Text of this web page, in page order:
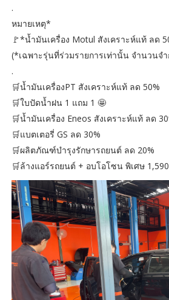
.
หมายเหตุ*
🚩*น้ำมันเครื่อง Motul สังเคราะห์แท้ ลด
(*เฉพาะรุ่นที่ร่วมรายการเท่านั้น จำนวนจ
.
🛒น้ำมันเครื่องPT สังเคราะห์แท้ ลด 50%
🛒ใบปัดน้ำฝน 1 แถม 1 🤩
🛒น้ำมันเครื่อง Eneos สังเคราะห์แท้ ลด
🛒แบตเตอรี่ GS ลด 30%
🛒ผลิตภัณฑ์บำรุงรักษารถยนต์ ลด 20%
🛒ล้างแอร์รถยนต์ + อบโอโซน พิเศษ